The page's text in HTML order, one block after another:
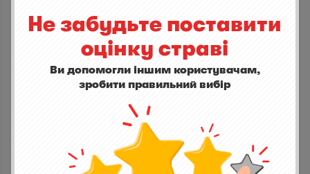
СТАНЬ ПЕРШИМ ХТО ДОДАСТЬ ВІДГУК
написати відгук
Не забудьте поставити
оцінку страві
Ви допомогли іншим користувачам,
зробити правильний вибір